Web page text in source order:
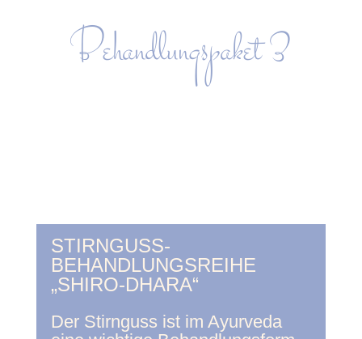
Behandlungspaket 3
STIRNGUSS-
BEHANDLUNGSREIHE
„SHIRO-DHARA“
Der Stirnguss ist im Ayurveda